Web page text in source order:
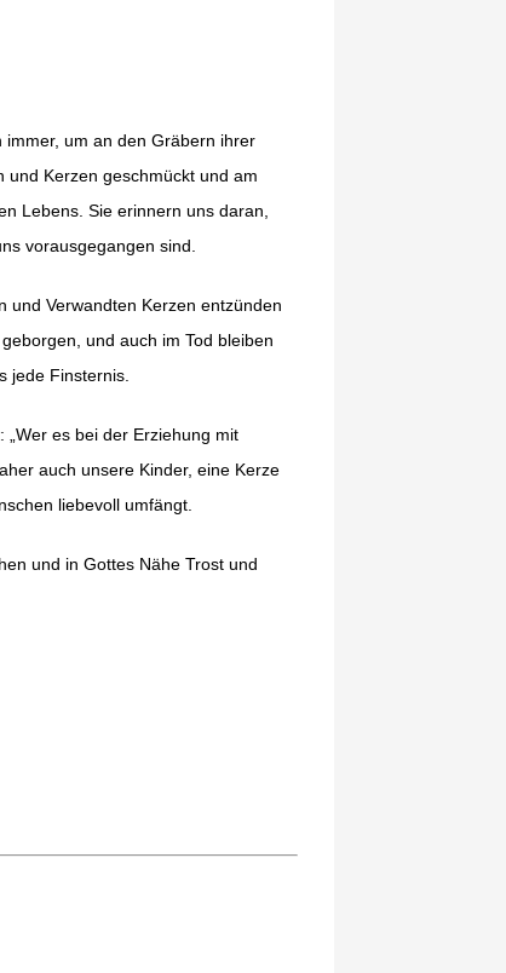
immer, um an den Gräbern ihrer
und Kerzen geschmückt und am
Lebens. Sie erinnern uns daran,
vorausgegangen sind.
und Verwandten Kerzen entzünden
und auch im Tod bleiben
jede Finsternis.
es bei der Erziehung mit
auch unsere Kinder, eine Kerze
liebevoll umfängt.
und in Gottes Nähe Trost und